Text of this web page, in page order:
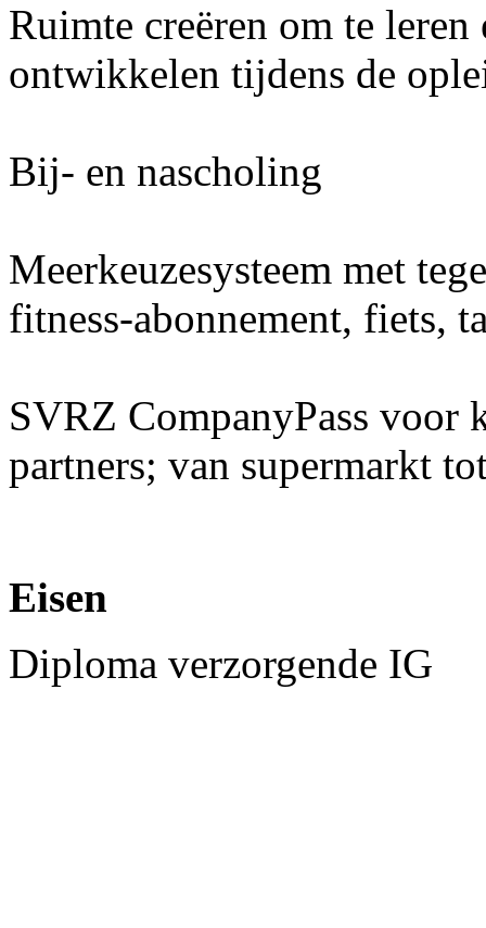
Ruimte creëren om te
ontwikkelen tijdens de
Bij- en nascholing
Meerkeuzesysteem met
fitness-abonnement, fiets,
SVRZ CompanyPass voor
partners; van supermarkt
Eisen
Diploma verzorgende IG